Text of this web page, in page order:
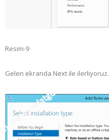
Resim-9
Gelen ekranda Next ile ilerliyoruz.